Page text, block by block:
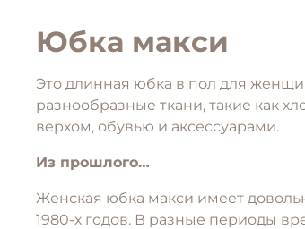
Юбка макси
Это длинная юбка в пол для
разнообразные ткани, такие как
верхом, обувью и аксессуарами.
Из прошлого…
Женская юбка макси имеет
1980-х годов. В разные периоды